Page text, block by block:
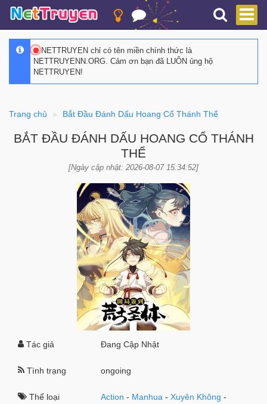
NETTRUYEN chỉ có tên miền chính thức là
NETTRUYENN.ORG. Cảm ơn bạn đã LUÔN ủng hộ
NETTRUYEN!
Trang chủ Bắt Đầu Đánh Dấu Hoang Cổ Thánh Thể
BẮT ĐẦU ĐÁNH DẤU HOANG CỔ THÁNH
THỂ
[Ngày cập nhật: 2026-08-07 15:34:52]
Tác giả Đang Cập Nhật
Tình trạng ongoing
Thể loại Action - Manhua -Xuyên Không -